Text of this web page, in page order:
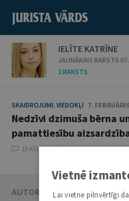
IELĪTE KATRĪNE
JAUNĀKAIS RAKSTS
1 RAKSTS
SKAIDROJUMI. VIEDOKĻI 7.
Nedzīvi dzimuša bērna
pamattiesību
15 KOMENTĀRI
AUTORU KATALOGS
Vietnē
Lai vietne pilnvērtīgi